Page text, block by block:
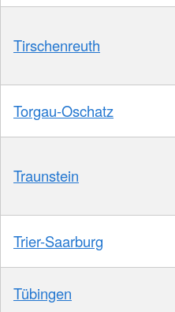
Tirschenreuth
Torgau-Oschatz
Traunstein
Trier-Saarburg
Tübingen